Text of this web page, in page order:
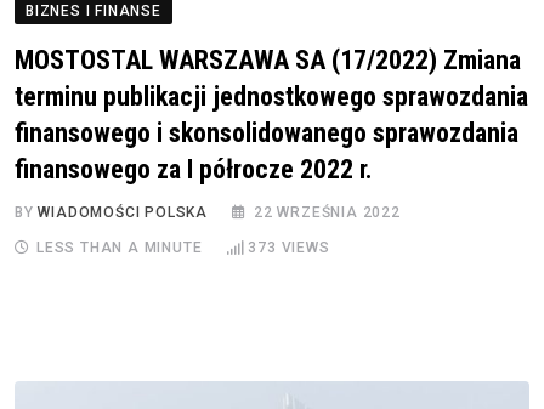
BIZNES I FINANSE
MOSTOSTAL WARSZAWA SA (17/2022) Zmiana
terminu publikacji jednostkowego sprawozdania
finansowego i skonsolidowanego sprawozdania
finansowego za I półrocze 2022 r.
BYWIADOMOŚCI POLSKA 22 WRZEŚNIA 2022
LESS THAN A MINUTE 373 VIEWS